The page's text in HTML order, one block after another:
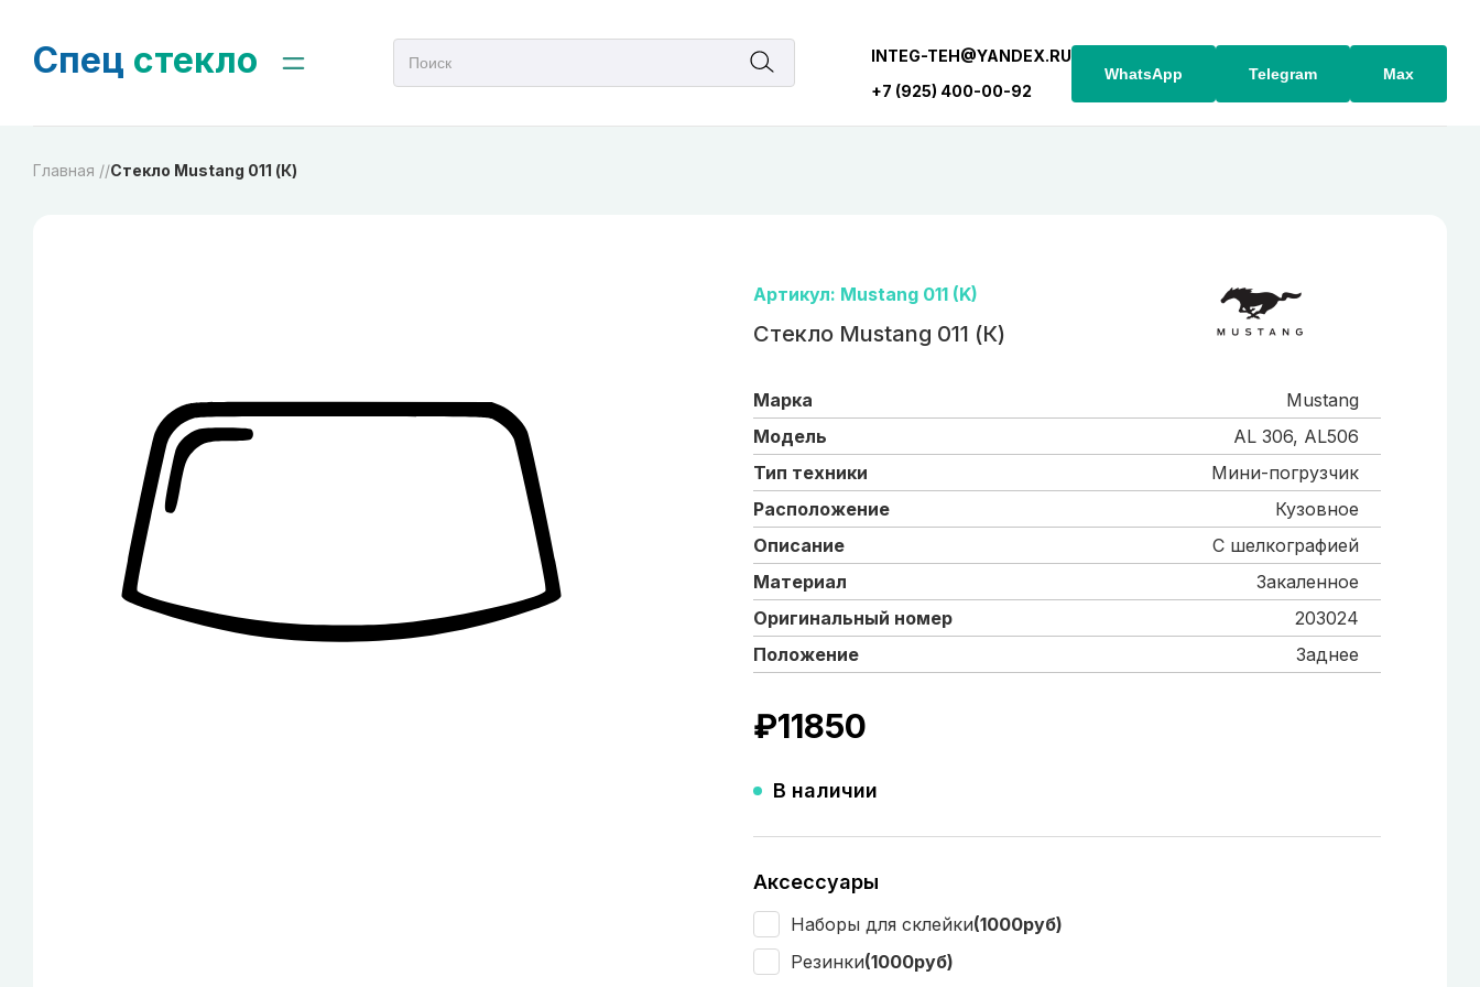
Спец стекло
INTEG-TEH@YANDEX.RU
+7 (925) 400-00-92
WhatsApp Telegram Max
Главная //Стекло Mustang 011 (К)
Артикул: Mustang 011 (K)
Стекло Mustang 011 (К)
Марка
Mustang
Модель
AL 306, AL506
Тип техники
Мини-погрузчик
Расположение
Кузовное
Описание
С шелкографией
Материал
Закаленное
Оригинальный номер
203024
Положение
Заднее
₽11850
В наличии
Аксессуары
Наборы для склейки(1000руб)
Резинки(1000руб)